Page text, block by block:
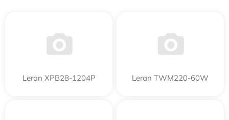
Leran XPB28-1204P Leran TWM220-60W